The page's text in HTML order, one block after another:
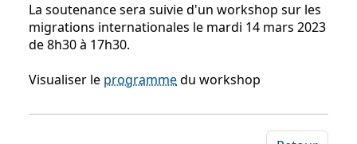
La soutenance sera suivie d'un workshop sur les
migrations internationales le mardi 14 mars 2023
de 8h30 à 17h30.
Visualiser le programmedu workshop